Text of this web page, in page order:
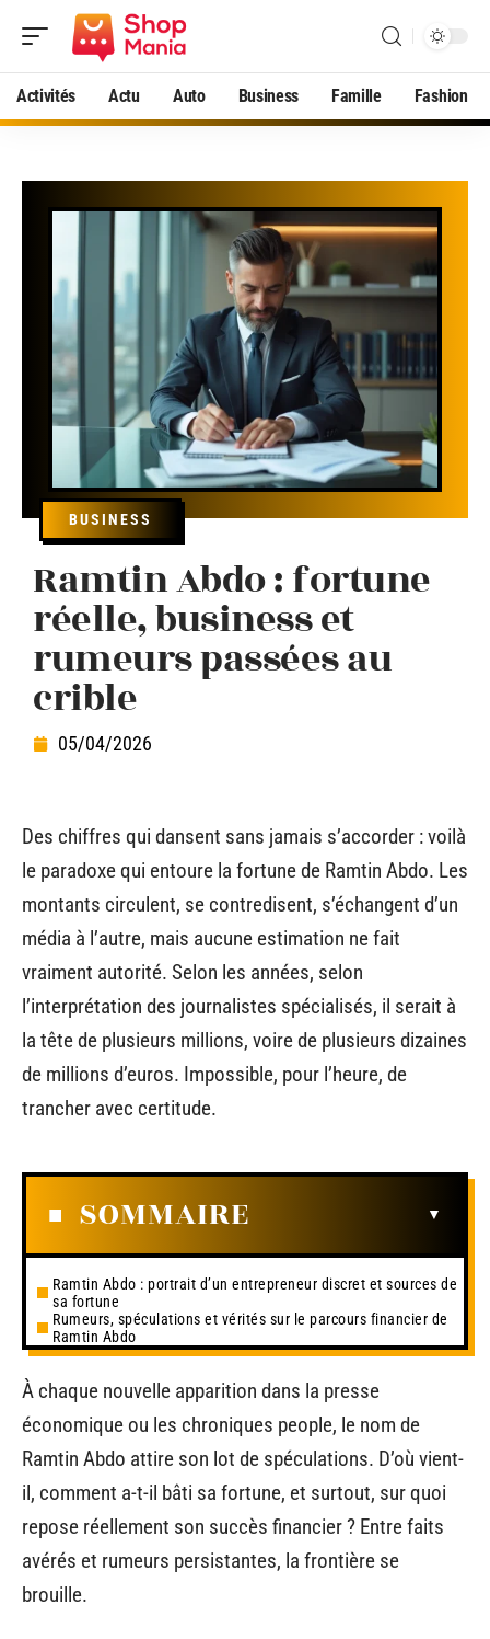
Activités Actu Auto Business Famille Fashion
BUSINESS
Ramtin Abdo : fortune
réelle, business et
rumeurs passées au
crible
05/04/2026
Des chiffres qui dansent sans jamais s’accorder : voilà
le paradoxe qui entoure la fortune de Ramtin Abdo. Les
montants circulent, se contredisent, s’échangent d’un
média à l’autre, mais aucune estimation ne fait
vraiment autorité. Selon les années, selon
l’interprétation des journalistes spécialisés, il serait à
la tête de plusieurs millions, voire de plusieurs dizaines
de millions d’euros. Impossible, pour l’heure, de
trancher avec certitude.
SOMMAIRE
Ramtin Abdo : portrait d’un entrepreneur discret et sources de
sa fortune
Rumeurs, spéculations et vérités sur le parcours financier de
Ramtin Abdo
À chaque nouvelle apparition dans la presse
économique ou les chroniques people, le nom de
Ramtin Abdo attire son lot de spéculations. D’où vient-
il, comment a-t-il bâti sa fortune, et surtout, sur quoi
repose réellement son succès financier ? Entre faits
avérés et rumeurs persistantes, la frontière se
brouille.